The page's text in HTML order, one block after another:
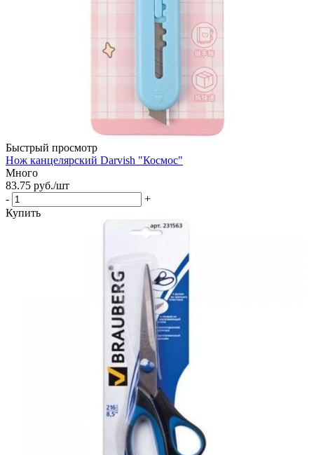
Быстрый просмотр
Нож канцелярский Darvish "Космос"
Много
83.75 руб./шт
-
+
Купить